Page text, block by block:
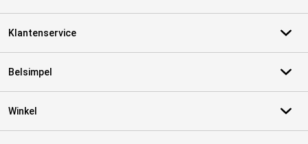
Klantenservice
Belsimpel
Winkel